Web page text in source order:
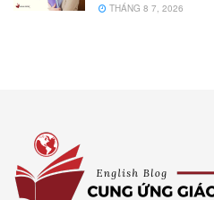
THÁNG 8 7, 2026